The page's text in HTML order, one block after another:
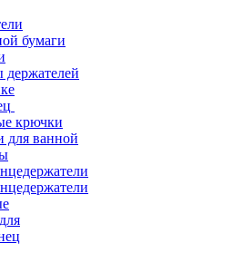
бумаги
крючки
для ванной